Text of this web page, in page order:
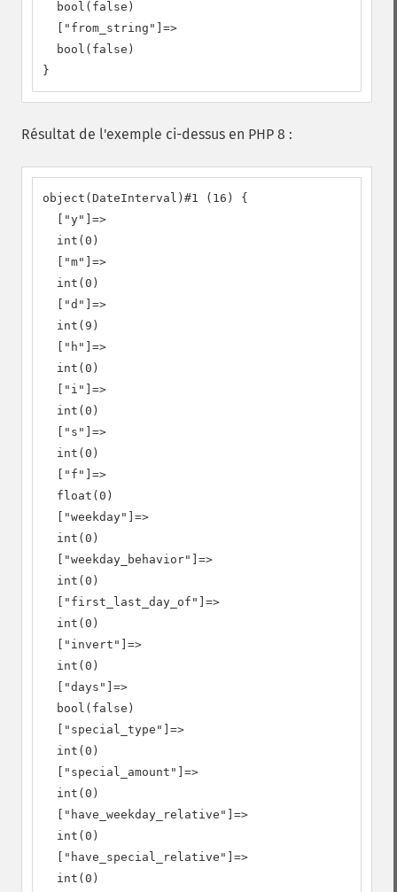
  bool(false)
  ["from_string"]=>
  bool(false)
}
Résultat de l'exemple ci-dessus en PHP 8 :
object(DateInterval)#1 (16) {
  ["y"]=>
  int(0)
  ["m"]=>
  int(0)
  ["d"]=>
  int(9)
  ["h"]=>
  int(0)
  ["i"]=>
  int(0)
  ["s"]=>
  int(0)
  ["f"]=>
  float(0)
  ["weekday"]=>
  int(0)
  ["weekday_behavior"]=>
  int(0)
  ["first_last_day_of"]=>
  int(0)
  ["invert"]=>
  int(0)
  ["days"]=>
  bool(false)
  ["special_type"]=>
  int(0)
  ["special_amount"]=>
  int(0)
  ["have_weekday_relative"]=>
  int(0)
  ["have_special_relative"]=>
  int(0)